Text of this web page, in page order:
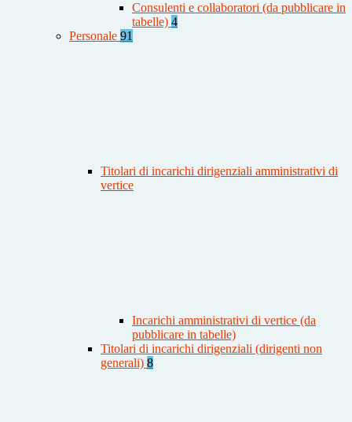
Consulenti e collaboratori (da pubblicare in
tabelle) 4
Personale 91
Titolari di incarichi dirigenziali amministrativi di
vertice
Incarichi amministrativi di vertice (da
pubblicare in tabelle)
Titolari di incarichi dirigenziali (dirigenti non
generali) 8